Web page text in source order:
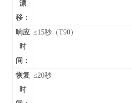
漂
移：
响应
时
间：
≤15秒（T90）
恢复
时
≤20秒